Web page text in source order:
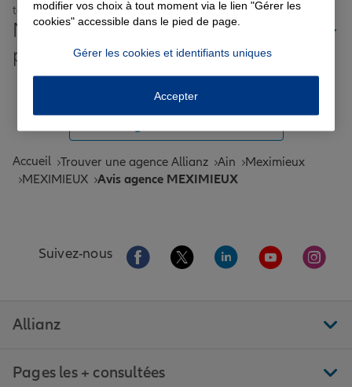
toujours près de chez vous.
Nos offres d'assurance dans les
plus grandes villes de France
Accueil Trouver une agence Allianz Ain
Meximieux
MEXIMIEUX Avis agence MEXIMIEUX
Suivez-nous Aller sur la page Facebook de Allianz
Aller sur la page Twitter de
Aller sur la page
Aller sur la
Aller
Allianz
Pages les + consultées
modifier vos choix à tout moment via le lien "Gérer les
cookies" accessible dans le pied de page.
Gérer les cookies et identifiants uniques
Accepter